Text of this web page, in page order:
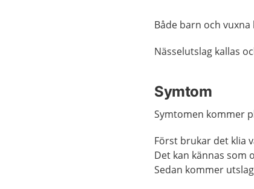
Både barn och vuxna
Nässelutslag kallas
Symtom
Symtomen kommer
Först brukar det klia
Det kan kännas som
Sedan kommer